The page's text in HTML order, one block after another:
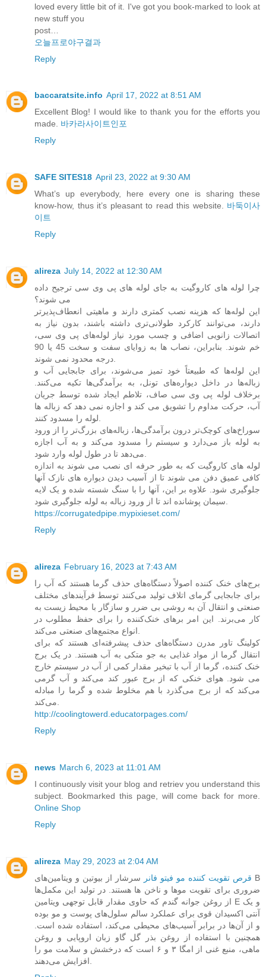
loved every little bit of it. I've got you book-marked to look at
new stuff you
post…
오늘프로야구결과
Reply
baccaratsite.info April 17, 2022 at 8:51 AM
Excellent Blog! I would like to thank you for the efforts you
made. 바카라사이트인포
Reply
SAFE SITES18 April 23, 2022 at 9:30 AM
What’s up everybody, here every one is sharing these
know-how, thus it’s pleasant to read this website. 바둑이사
이트
Reply
alireza July 14, 2022 at 12:30 AM
چرا لوله های کاروگیت به جای لوله های پی وی سی ترجیح داده
می شوند؟
این لوله‌ها که هزینه نصب کمتری دارند و ماهیتی انعطاف‌پذیرتر
دارند، می‌توانند کارکرد طولانی‌تری داشته باشند، بدون نیاز به
اتصالات زانویی اضافی و چسب مورد نیاز لوله‌های پی وی سی،
خم شوند. بنابراین، نصاب ها به زوایای سفت و سخت 45 یا 90
درجه محدود نمی شوند.
این لوله‌ها که طبیعتاً خود تمیز می‌شوند، برای جابجایی آب و
زباله‌ها در داخل دیواره‌های تونل، به برآمدگی‌ها تکیه می‌کنند.
برخلاف لوله پی وی سی صاف، تلاطم ایجاد شده توسط جریان
آب، حرکت مداوم را تشویق می کند و اجازه نمی دهد که زباله ها
لوله را مسدود کنند.
سوراخ‌های کوچک‌تر درون برآمدگی‌ها، زباله‌های بزرگ‌تر را از ورود
به لوله باز می‌دارد و سیستم را مسدود می‌کند و به آب اجازه
می‌دهد تا در طول لوله وارد شود.
لوله های کاروگیت که به طور حرفه ای نصب می شوند به اندازه
کافی عمیق دفن می شوند تا از آسیب دیدن دیواره های نازک آنها
جلوگیری شود. علاوه بر این، آنها را با سنگ شسته شده و یک لایه
سیمان پوشانده اند تا از ورود زباله به لوله جلوگیری شود.
https://corrugatedpipe.mypixieset.com/
Reply
alireza February 16, 2023 at 7:43 AM
برج‌های خنک کننده اصولاً دستگاه‌های حذف گرما هستند که آب را
برای جابجایی گرمای اتلاف تولید می‌کنند توسط فرآیندهای مختلف
صنعتی و انتقال آن به روشی بی ضرر و سازگار با محیط زیست به
کار می‌برند. این امر برهای خنک‌کننده را برای حفظ مطلوب در
انواع مجتمع‌های صنعتی می‌کند.
کولینگ تاور مدرن دستگاه‌های حذف پیشرفته‌ای هستند که برای
انتقال گرما از مواد غذایی به جو متکی به آب هستند. در یک برج
خنک کننده، گرما از آب با تبخیر مقدار کمی از آب در سیستم خارج
می شود. هوای خنکی که از برج عبور کند می‌کند و آب گرمی
می‌کند که از برج می‌گذرد با هم مخلوط شده و گرما را مبادله
می‌کند.
http://coolingtowerd.educatorpages.com/
Reply
news March 6, 2023 at 11:01 AM
I continuously visit your blog and retriev you understand this
subject. Bookmarked this page, will come back for more.
Online Shop
Reply
alireza May 29, 2023 at 2:04 AM
قرص تقویت کننده مو فیتو فانر
سرشار از بیوتین و ویتامین‌های B
ضروری برای تقویت موها و ناخن ها هستند. در تولید این مکمل‌ها
از روغن جوانه گندم که حاوی مقدار قابل توجهی ویتامین E و یک
آنتی اکسیدان قوی برای عملکرد سالم سلول‌های پوست و مو بوده
و از آن‌ها در برابر آسیب‌های محیطی می‌کند، استفاده شده است.
همچنین با استفاده از روغن بذر گل گاو زبان اروپایی و روغن
ماهی، منبع غنی از امگا ۳ و ۶ است که درخشش و سلامت مو را
افزایش می‌دهند.